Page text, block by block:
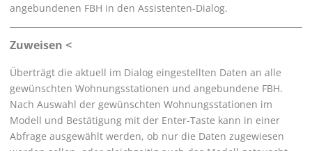
angebundenen FBH in den Assistenten-Dialog.
Zuweisen <
Überträgt die aktuell im Dialog eingestellten Daten an alle
gewünschten Wohnungsstationen und angebundene FBH.
Nach Auswahl der gewünschten Wohnungsstationen im
Modell und Bestätigung mit der Enter-Taste kann in einer
Abfrage ausgewählt werden, ob nur die Daten zugewiesen